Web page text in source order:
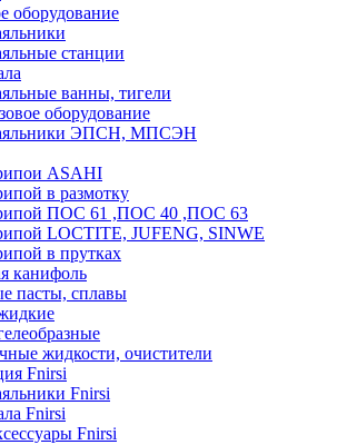
оборудование
станции
ванны, тигели
оборудование
ЭПСН, МПСЭН
ASAHI
в размотку
ПОС 61 ,ПОС 40 ,ПОС 63
LOCTITE, JUFENG, SINWE
в прутках
канифоль
пасты, сплавы
жидкости, очистители
Fnirsi
Fnirsi
Fnirsi
Fnirsi